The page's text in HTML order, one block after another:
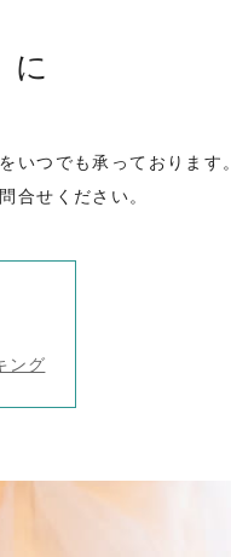
つでも承っております。
合せください。
ング